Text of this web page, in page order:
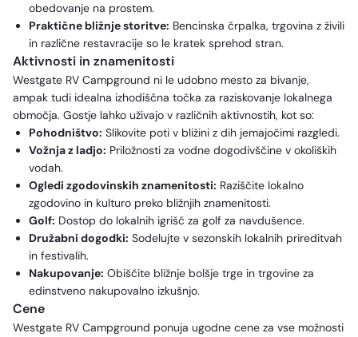
obedovanje na prostem.
Praktične bližnje storitve: Bencinska črpalka, trgovina z živili
in različne restavracije so le kratek sprehod stran.
Aktivnosti in znamenitosti
Westgate RV Campground ni le udobno mesto za bivanje,
ampak tudi idealna izhodiščna točka za raziskovanje lokalnega
območja. Gostje lahko uživajo v različnih aktivnostih, kot so:
Pohodništvo: Slikovite poti v bližini z dih jemajočimi razgledi.
Vožnja z ladjo: Priložnosti za vodne dogodivščine v okoliških
vodah.
Ogledi zgodovinskih znamenitosti: Raziščite lokalno
zgodovino in kulturo preko bližnjih znamenitosti.
Golf: Dostop do lokalnih igrišč za golf za navdušence.
Družabni dogodki: Sodelujte v sezonskih lokalnih prireditvah
in festivalih.
Nakupovanje: Obiščite bližnje bolšje trge in trgovine za
edinstveno nakupovalno izkušnjo.
Cene
Westgate RV Campground ponuja ugodne cene za vse možnosti